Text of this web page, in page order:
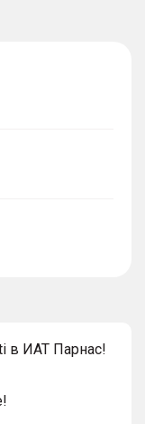
в ИАТ Парнас!